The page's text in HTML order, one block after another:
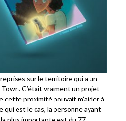
sur le territoire qui a un
C’était vraiment un projet
cette proximité pouvait m’aider à
qui est le cas, la personne ayant
plus importante est du 77.